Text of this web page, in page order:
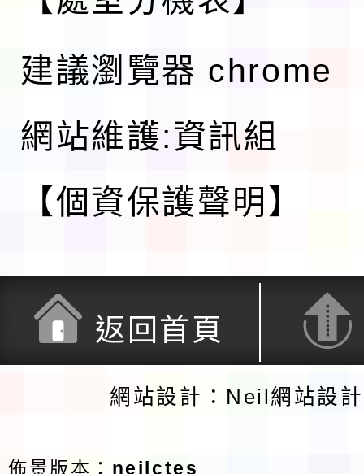
建議瀏覽器 chrome
網站維護:資訊組
【個資保護聲明】
返回首頁
網站設計：Neil網站設
佈景版本： neilctes